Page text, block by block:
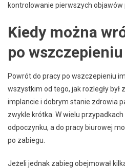
kontrolowanie pierwszych objawów
Kiedy można
po
Powrót do pracy po wszczepieniu
wszystkim od tego, jak rozległy był
implancie i dobrym stanie zdrowia
zwykle krótka. W wielu
odpoczynku, a do pracy biurowej
po zabiegu.
Jeżeli jednak zabieg obejmował